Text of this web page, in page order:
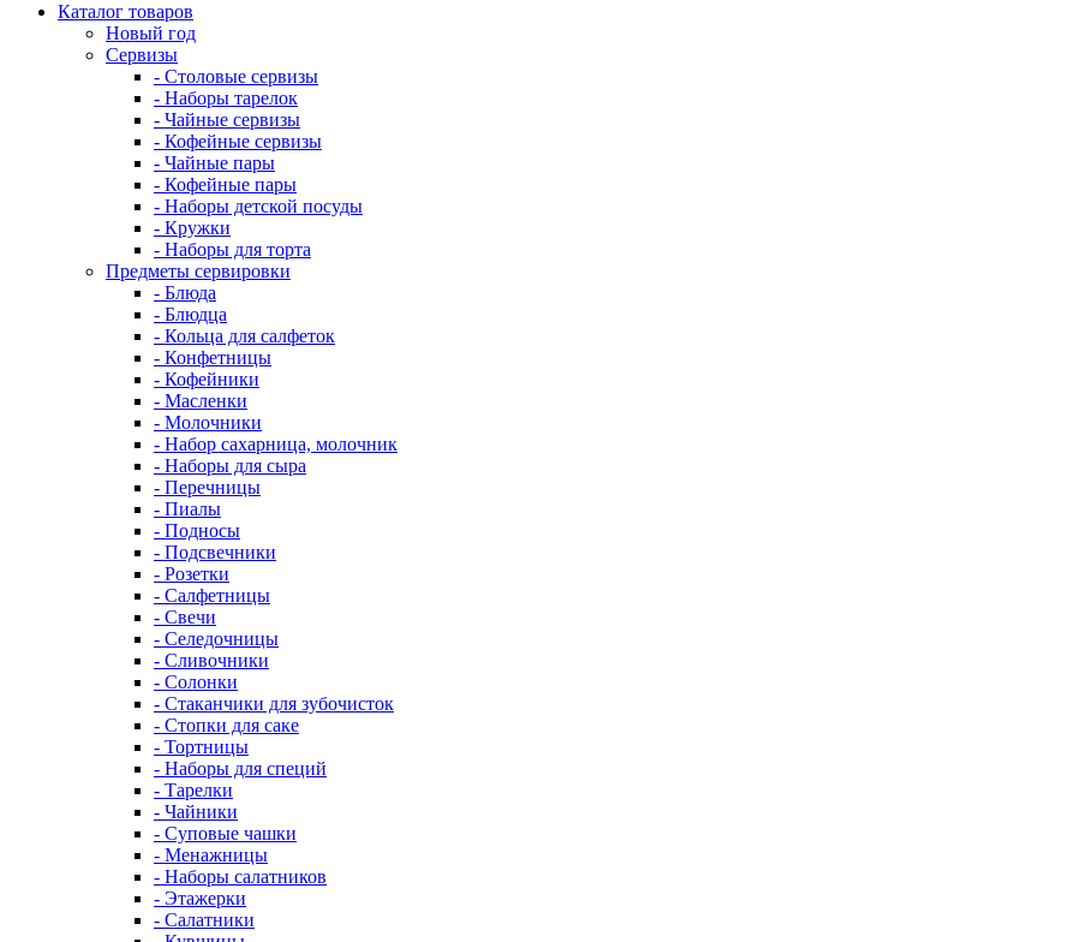
Каталог товаров
Новый год
Сервизы
- Столовые сервизы
- Наборы тарелок
- Чайные сервизы
- Кофейные сервизы
- Чайные пары
- Кофейные пары
- Наборы детской посуды
- Кружки
- Наборы для торта
Предметы сервировки
- Блюда
- Блюдца
- Кольца для салфеток
- Конфетницы
- Кофейники
- Масленки
- Молочники
- Набор сахарница, молочник
- Наборы для сыра
- Перечницы
- Пиалы
- Подносы
- Подсвечники
- Розетки
- Салфетницы
- Свечи
- Селедочницы
- Сливочники
- Солонки
- Стаканчики для зубочисток
- Стопки для саке
- Тортницы
- Наборы для специй
- Тарелки
- Чайники
- Суповые чашки
- Менажницы
- Наборы салатников
- Этажерки
- Салатники